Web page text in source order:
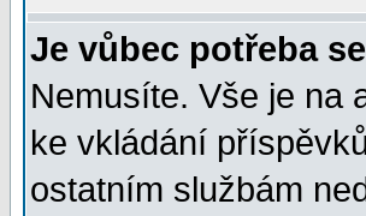
Je vůbec potřeba
Nemusíte. Vše je na
ke vkládání
ostatním službám